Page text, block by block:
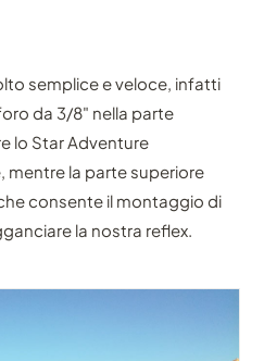
semplice e veloce, infatti
da 3/8" nella parte
lo Star Adventure
la parte superiore
consente il montaggio di
la nostra reflex.